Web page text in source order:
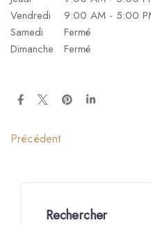
Vendredi
9:00 AM - 5:00
Samedi
Fermé
Dimanche
Fermé
Précédent
Rechercher